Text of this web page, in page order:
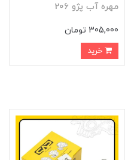
مهره آب پژو 206
305,000 تومان